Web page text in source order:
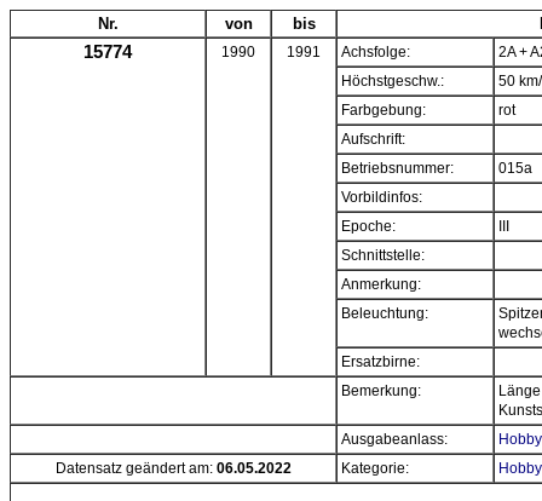
Nr. von bis
15774 1990 1991 Achsfolge:
2A +
Höchstgeschw.:
50
Farbgebung:
rot
Aufschrift:
Betriebsnummer:
015a
Vorbildinfos:
Epoche:
Schnittstelle:
Anmerkung:
Beleuchtung:
Ersatzbirne:
Bemerkung:
Ausgabeanlass:
Datensatz geändert am: 06.05.2022 Kategorie: